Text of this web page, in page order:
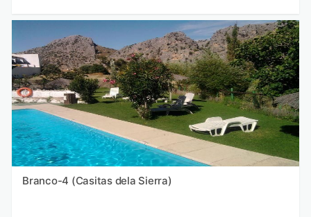
Branco-4 (Casitas dela Sierra)